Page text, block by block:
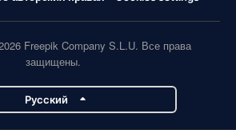
Freepik Company S.L.U. Все права
защищены.
Pусский